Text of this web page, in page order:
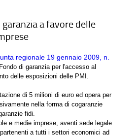
a favore delle
regionale 19 gennaio 2009, n.
di garanzia per l'accesso al
delle esposizioni delle PMI.
di 5 milioni di euro ed opera per
nella forma di cogaranzie
fidi.
e medie imprese, aventi sede legale
a tutti i settori economici ad